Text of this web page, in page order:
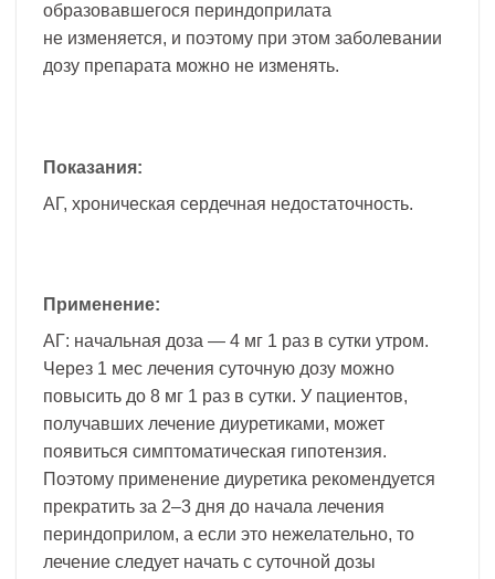
образовавшегося периндоприлата
не изменяется, и поэтому при этом заболевании
дозу препарата можно не изменять.
Показания:
АГ, хроническая сердечная недостаточность.
Применение:
АГ: начальная доза — 4 мг 1 раз в сутки утром.
Через 1 мес лечения суточную дозу можно
повысить до 8 мг 1 раз в сутки. У пациентов,
получавших лечение диуретиками, может
появиться симптоматическая гипотензия.
Поэтому применение диуретика рекомендуется
прекратить за 2–3 дня до начала лечения
периндоприлом, а если это нежелательно, то
лечение следует начать с суточной дозы